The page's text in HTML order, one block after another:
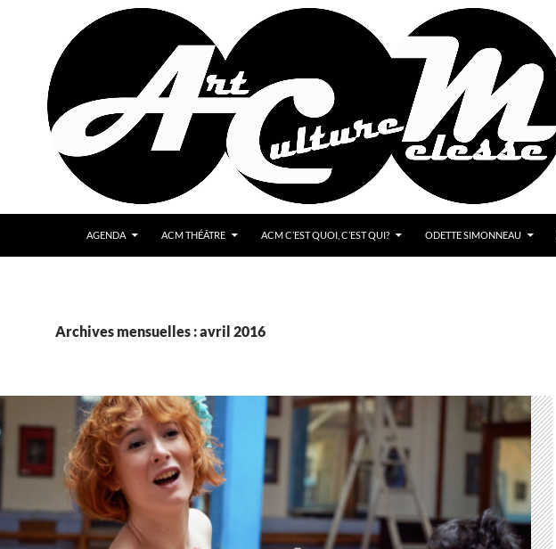
AGENDA ACM THÉÂTRE ACM C’EST QUOI, C’EST QUI? ODETTE SIMONNEAU
Archives mensuelles : avril 2016